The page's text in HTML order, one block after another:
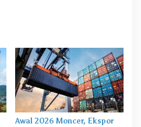
Awal 2026 Moncer, Ekspor